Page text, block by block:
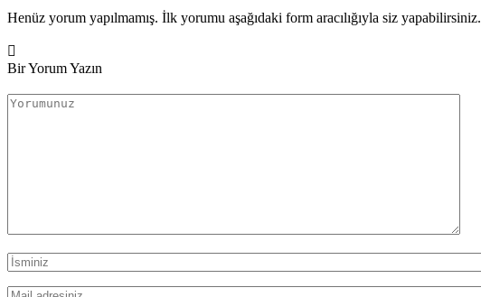
Henüz yorum yapılmamış. İlk yorumu aşağıdaki form aracılığıyla siz yapabilirsiniz.
Bir Yorum Yazın